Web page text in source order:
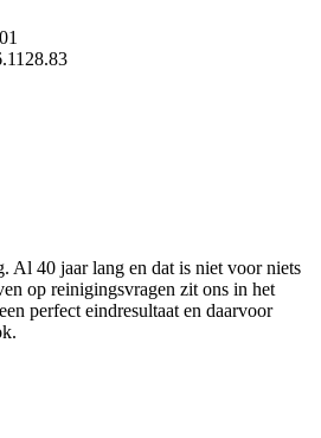
Al 40 jaar lang en dat is niet voor niets
op reinigingsvragen zit ons in het
perfect eindresultaat en daarvoor